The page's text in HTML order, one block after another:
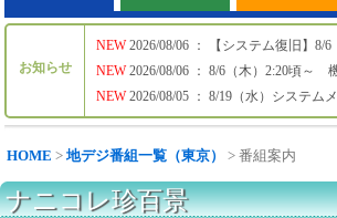
お知らせ
NEW
NEW
NEW
2026/08/06 ： 【システム復旧】
2026/08/06 ： 8/6（木）2:20頃～
2026/08/05 ： 8/19（水）システム
HOME > 地デジ番組一覧（東京） > 番組案内
ナニコレ珍百景